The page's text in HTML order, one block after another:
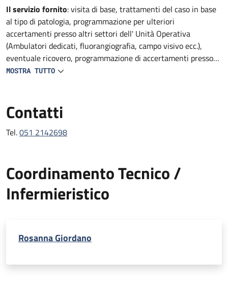
Descrizione
Il servizio fornito: visita di base, trattamenti del caso in base
al tipo di patologia, programmazione per ulteriori
accertamenti presso altri settori dell' Unità Operativa
(Ambulatori dedicati, fluorangiografia, campo visivo ecc.),
eventuale ricovero, programmazione di accertamenti presso
altre strutture del Policlinico (TAC, RMN, consulenze
MOSTRA TUTTO
Contatti
Tel.051 2142698
Coordinamento Tecnico /
Infermieristico
Rosanna Giordano